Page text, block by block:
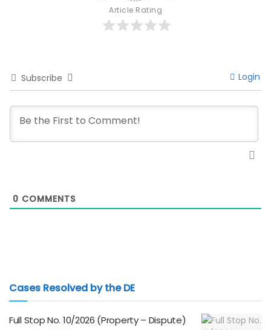
Article Rating
Subscribe Login
0 COMMENTS
Cases Resolved by the DE
Full Stop No. 10/2026 (Property – Dispute)